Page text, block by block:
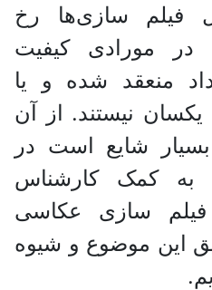
فیلم‌ سازی‌ها رخ
مورادی کیفیت
منعقد شده و یا
نیستند. از آن
شایع است در
به کمک کارشناس
سازی عکاسی
این موضوع و شیوه